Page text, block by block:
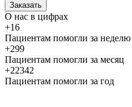
Заказать
О нас в цифрах
+16
Пациентам помогли за неделю
+299
Пациентам помогли за месяц
+22342
Пациентам помогли за год